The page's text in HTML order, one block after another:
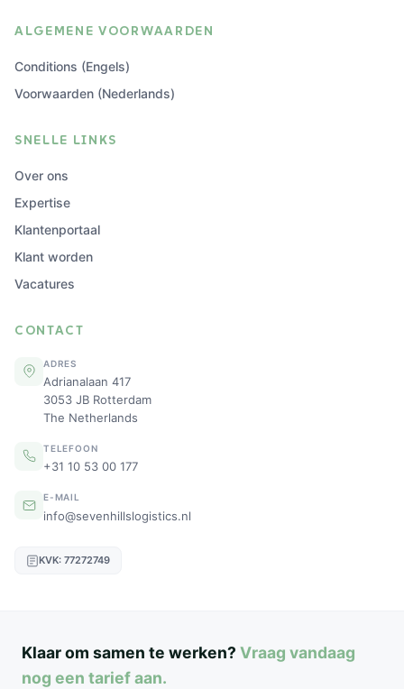
ALGEMENE VOORWAARDEN
Conditions (Engels)
Voorwaarden (Nederlands)
SNELLE LINKS
Over ons
Expertise
Klantenportaal
Klant worden
Vacatures
CONTACT
ADRES
Adrianalaan 417
3053 JB Rotterdam
The Netherlands
TELEFOON
+31 10 53 00 177
E-MAIL
info@sevenhillslogistics.nl
KVK: 77272749
Klaar om samen te werken? Vraag vandaag
nog een tarief aan.